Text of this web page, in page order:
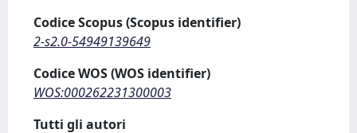
Codice Scopus (Scopus identifier)
2-s2.0-54949139649
Codice WOS (WOS identifier)
WOS:000262231300003
Tutti gli autori